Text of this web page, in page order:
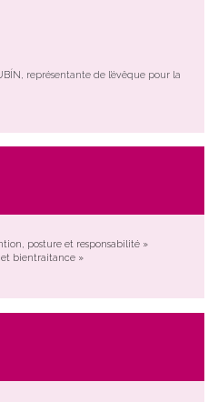
représentante de l’évêque pour la
posture et responsabilité »
bientraitance »